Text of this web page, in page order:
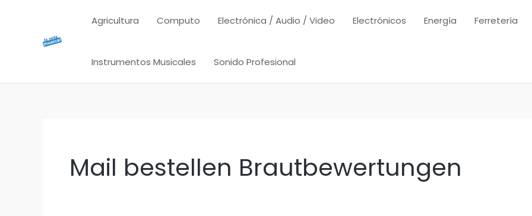
contenido
Agricultura Computo Electrónica / Audio / Video Electrónicos Energía Ferretería
Instrumentos Musicales Sonido Profesional
Mail bestellen Brautbewertungen